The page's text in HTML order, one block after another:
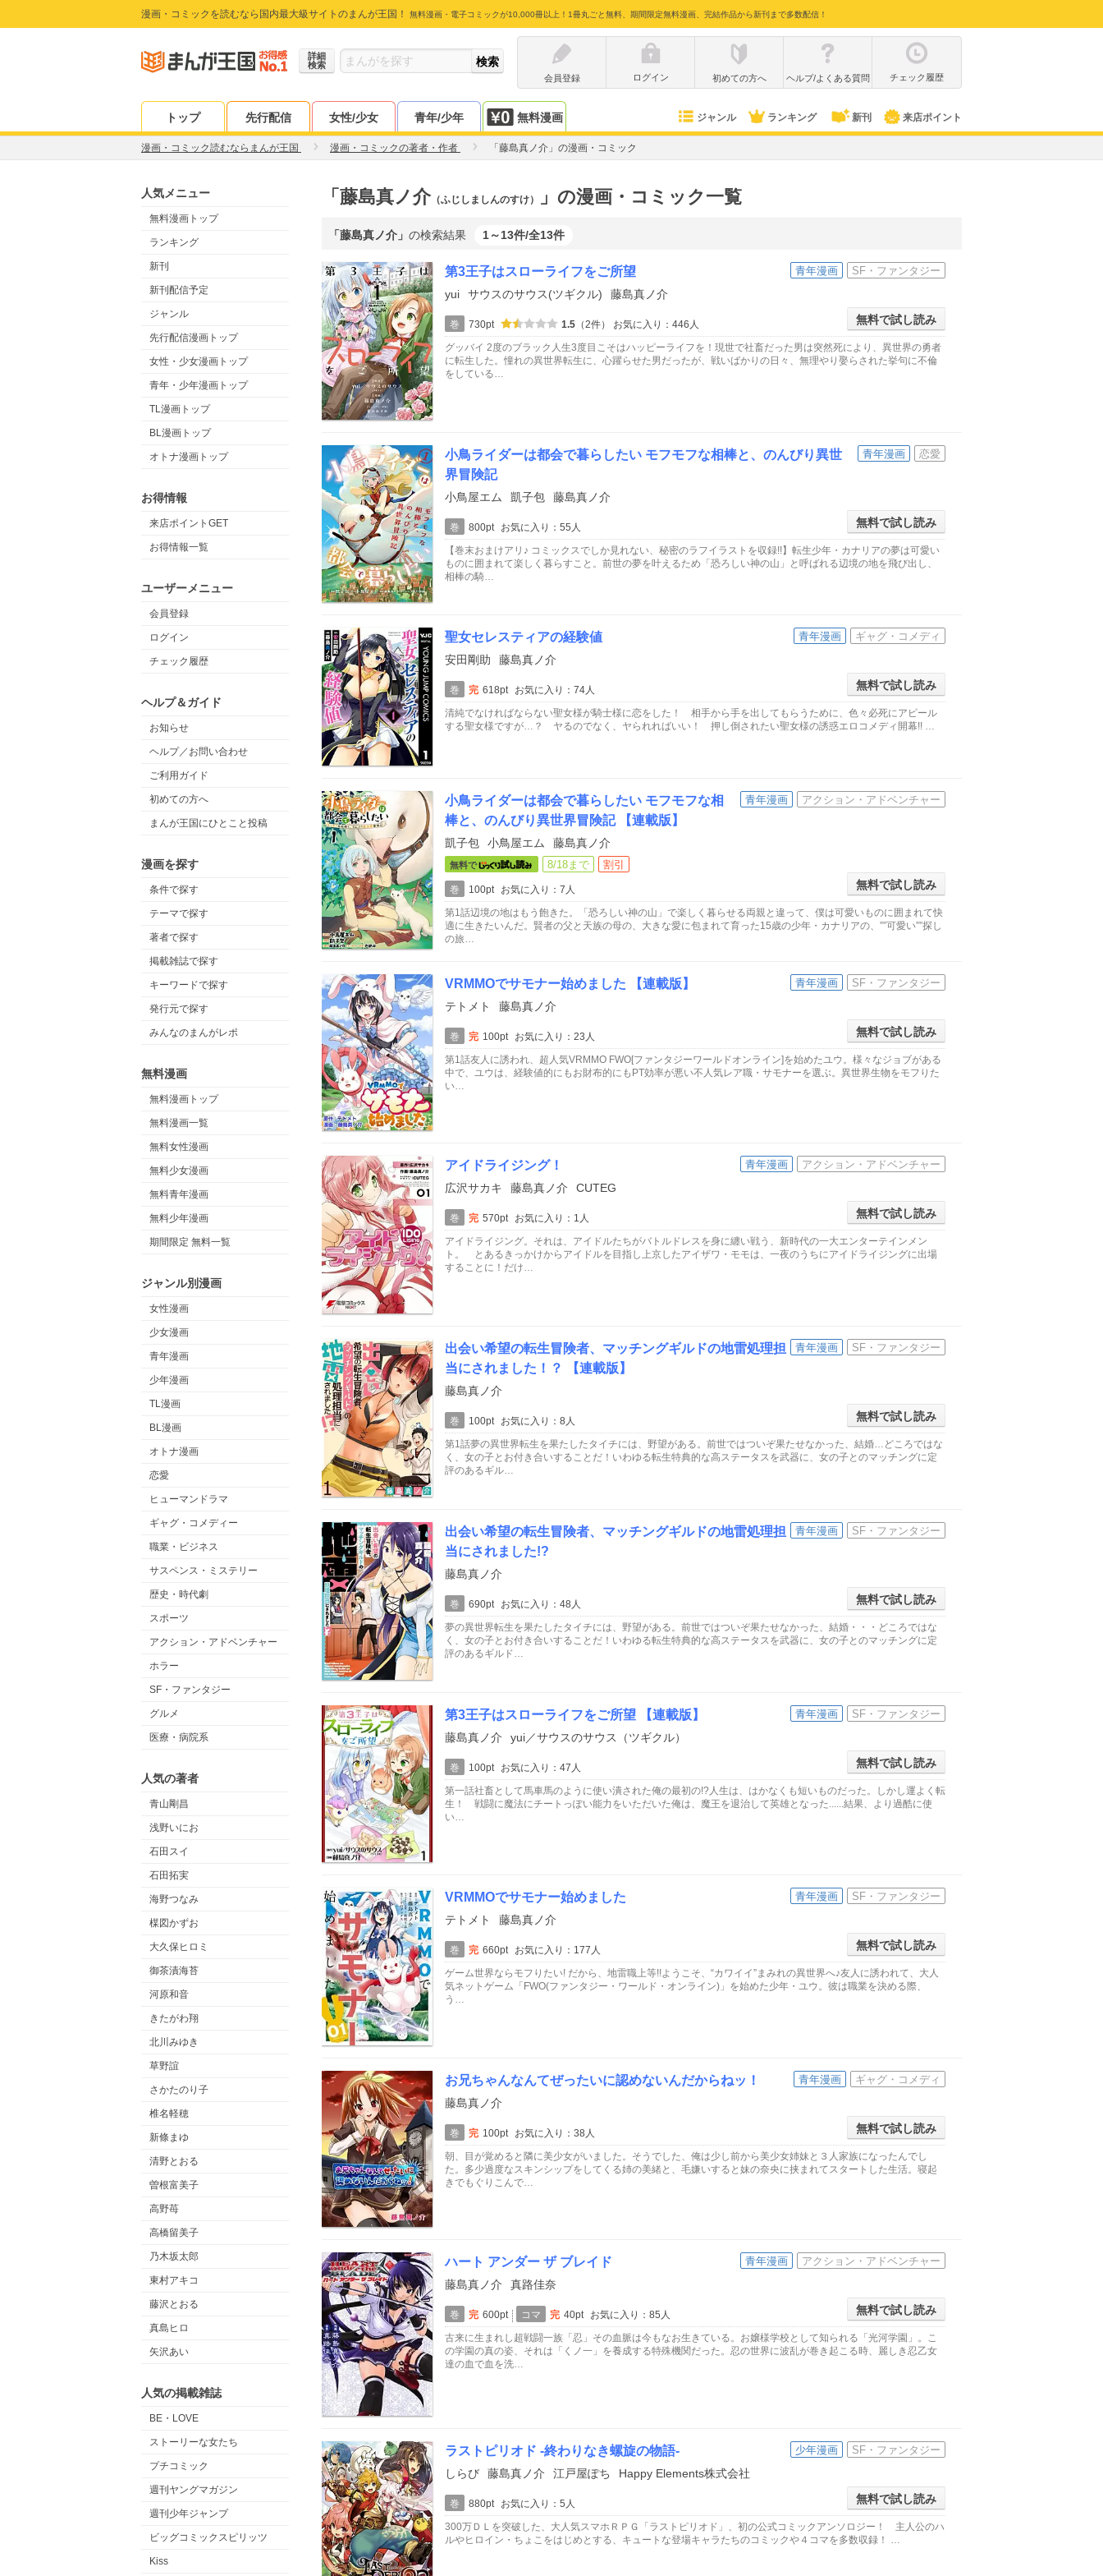
漫画・コミックを読むなら国内最大級サイトのまんが王国！ 無料漫画・電子コミックが10,000冊以上！1冊丸ごと無料、期間限定無料漫画、完結作品から新刊まで多数配信！
詳細
検索
会員登録
ログイン 初めての方へ ヘルプ/よくある質問 チェック履歴
トップ 先行配信 女性/少女 青年/少年 無料漫画 ジャンル ランキング 新刊 来店ポイント
漫画・コミック読むならまんが王国 漫画・コミックの著者・作者 「藤島真ノ介」の漫画・コミック
人気メニュー
無料漫画トップ
ランキング
新刊
新刊配信予定
ジャンル
先行配信漫画トップ
女性・少女漫画トップ
青年・少年漫画トップ
TL漫画トップ
BL漫画トップ
オトナ漫画トップ
お得情報
来店ポイントGET
お得情報一覧
ユーザーメニュー
会員登録
ログイン
チェック履歴
ヘルプ＆ガイド
お知らせ
ヘルプ／お問い合わせ
ご利用ガイド
初めての方へ
まんが王国にひとこと投稿
漫画を探す
条件で探す
テーマで探す
著者で探す
掲載雑誌で探す
キーワードで探す
発行元で探す
みんなのまんがレポ
無料漫画
無料漫画トップ
無料漫画一覧
無料女性漫画
無料少女漫画
無料青年漫画
無料少年漫画
期間限定 無料一覧
ジャンル別漫画
女性漫画
少女漫画
青年漫画
少年漫画
TL漫画
BL漫画
オトナ漫画
恋愛
ヒューマンドラマ
ギャグ・コメディー
職業・ビジネス
サスペンス・ミステリー
歴史・時代劇
スポーツ
アクション・アドベンチャー
ホラー
SF・ファンタジー
グルメ
医療・病院系
人気の著者
青山剛昌
浅野いにお
石田スイ
石田拓実
海野つなみ
楳図かずお
大久保ヒロミ
御茶漬海苔
河原和音
きたがわ翔
北川みゆき
草野誼
さかたのり子
椎名軽穂
新條まゆ
清野とおる
曽根富美子
高野苺
高橋留美子
乃木坂太郎
東村アキコ
藤沢とおる
真島ヒロ
矢沢あい
人気の掲載雑誌
BE・LOVE
ストーリーな女たち
プチコミック
週刊ヤングマガジン
週刊少年ジャンプ
ビッグコミックスピリッツ
Kiss
「藤島真ノ介 （ふじしましんのすけ） 」の漫画・コミック一覧
「藤島真ノ介」 の検索結果 1～13件/全13件
青年漫画 SF・ファンタジー
第3王子はスローライフをご所望
yui サウスのサウス(ツギクル)
藤島真ノ介
無料で試し読み
巻 730pt 1.5 （2件）
お気に入り：446人
グッバイ 2度のブラック人生3度目こそはハッピーライフを！現世で社畜だった男は突然死により、異世界の勇者
に転生した。憧れの異世界転生に、心躍らせた男だったが、戦いばかりの日々、無理やり娶らされた挙句に不倫
をしている…
青年漫画 恋愛
小鳥ライダーは都会で暮らしたい モフモフな相棒と、のんびり異世
界冒険記
小鳥屋エム 凱子包
藤島真ノ介
無料で試し読み
巻 800pt
お気に入り：55人
【巻末おまけアリ♪ コミックスでしか見れない、秘密のラフイラストを収録!!】転生少年・カナリアの夢は可愛い
ものに囲まれて楽しく暮らすこと。前世の夢を叶えるため「恐ろしい神の山」と呼ばれる辺境の地を飛び出し、
相棒の騎…
青年漫画 ギャグ・コメディ
聖女セレスティアの経験値
安田剛助
藤島真ノ介
無料で試し読み
巻 完 618pt
お気に入り：74人
清純でなければならない聖女様が騎士様に恋をした！ 相手から手を出してもらうために、色々必死にアピール
する聖女様ですが…？ ヤるのでなく、ヤられればいい！ 押し倒されたい聖女様の誘惑エロコメディ開幕!! …
青年漫画 アクション・アドベンチャー
小鳥ライダーは都会で暮らしたい モフモフな相
棒と、のんびり異世界冒険記 【連載版】
凱子包 小鳥屋エム 藤島真ノ介
無料で 8/18まで 割引
無料で試し読み
巻 100pt
お気に入り：7人
第1話辺境の地はもう飽きた。「恐ろしい神の山」で楽しく暮らせる両親と違って、僕は可愛いものに囲まれて快
適に生きたいんだ。賢者の父と天族の母の、大きな愛に包まれて育った15歳の少年・カナリアの、””可愛い””探し
の旅…
青年漫画 SF・ファンタジー
VRMMOでサモナー始めました 【連載版】
テトメト
藤島真ノ介
無料で試し読み
巻 完 100pt
お気に入り：23人
第1話友人に誘われ、超人気VRMMO FWO[ファンタジーワールドオンライン]を始めたユウ。様々なジョブがある
中で、ユウは、経験値的にもお財布的にもPT効率が悪い不人気レア職・サモナーを選ぶ。異世界生物をモフりた
い…
青年漫画 アクション・アドベンチャー
アイドライジング！
広沢サカキ 藤島真ノ介
CUTEG
無料で試し読み
巻 完 570pt
お気に入り：1人
アイドライジング。それは、アイドルたちがバトルドレスを身に纏い戦う、新時代の一大エンターテインメン
ト。 とあるきっかけからアイドルを目指し上京したアイザワ・モモは、一夜のうちにアイドライジングに出場
することに！だけ…
青年漫画 SF・ファンタジー
出会い希望の転生冒険者、マッチングギルドの地雷処理担
当にされました！？ 【連載版】
藤島真ノ介
無料で試し読み
巻 100pt
お気に入り：8人
第1話夢の異世界転生を果たしたタイチには、野望がある。前世ではついぞ果たせなかった、結婚…どころではな
く、女の子とお付き合いすることだ！いわゆる転生特典的な高ステータスを武器に、女の子とのマッチングに定
評のあるギル…
青年漫画 SF・ファンタジー
出会い希望の転生冒険者、マッチングギルドの地雷処理担
当にされました!?
藤島真ノ介
無料で試し読み
巻 690pt
お気に入り：48人
夢の異世界転生を果たしたタイチには、野望がある。前世ではついぞ果たせなかった、結婚・・・どころではな
く、女の子とお付き合いすることだ！いわゆる転生特典的な高ステータスを武器に、女の子とのマッチングに定
評のあるギルド…
青年漫画 SF・ファンタジー
第3王子はスローライフをご所望 【連載版】
藤島真ノ介
yui／サウスのサウス（ツギクル）
無料で試し読み
巻 100pt
お気に入り：47人
第一話社畜として馬車馬のように使い潰された俺の最初の!?人生は、はかなくも短いものだった。しかし運よく転
生！ 戦闘に魔法にチートっぽい能力をいただいた俺は、魔王を退治して英雄となった......結果、より過酷に使
い…
青年漫画 SF・ファンタジー
VRMMOでサモナー始めました
テトメト
藤島真ノ介
無料で試し読み
巻 完 660pt
お気に入り：177人
ゲーム世界ならモフりたい! だから、地雷職上等!!ようこそ、“カワイイ”まみれの異世界へ♪友人に誘われて、大人
気ネットゲーム「FWO(ファンタジー・ワールド・オンライン)」を始めた少年・ユウ。彼は職業を決める際、
う…
青年漫画 ギャグ・コメディ
お兄ちゃんなんてぜったいに認めないんだからねッ！
藤島真ノ介
無料で試し読み
巻 完 100pt
お気に入り：38人
朝、目が覚めると隣に美少女がいました。そうでした、俺は少し前から美少女姉妹と３人家族になったんでし
た。多少過度なスキンシップをしてくる姉の美緒と、毛嫌いすると妹の奈央に挟まれてスタートした生活。寝起
きでもぐりこんで…
青年漫画 アクション・アドベンチャー
ハート アンダー ザ ブレイド
藤島真ノ介
真路佳奈
無料で試し読み
巻 完 600pt コマ 完 40pt
お気に入り：85人
古来に生まれし超戦闘一族「忍」その血脈は今もなお生きている。お嬢様学校として知られる「光河学園」。こ
の学園の真の姿、それは「くノ一」を養成する特殊機関だった。忍の世界に波乱が巻き起こる時、麗しき忍乙女
達の血で血を洗…
少年漫画 SF・ファンタジー
ラストピリオド -終わりなき螺旋の物語-
しらび 藤島真ノ介 江戸屋ぽち
Happy Elements株式会社
無料で試し読み
巻 880pt
お気に入り：5人
300万ＤＬを突破した、大人気スマホＲＰＧ「ラストピリオド」、初の公式コミックアンソロジー！ 主人公のハ
ルやヒロイン・ちょこをはじめとする、キュートな登場キャラたちのコミックや４コマを多数収録！ …